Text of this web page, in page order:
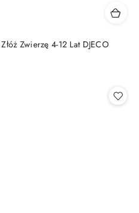
Zwierzę 4-12 Lat DJECO